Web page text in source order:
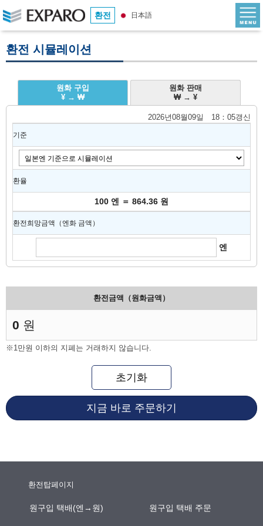
환전 日本語
환전 시뮬레이션
원화 구입
¥ → ₩
원화 판매
₩ → ¥
2026년08월09일 18：05갱신
기준
환율
100 엔 ＝ 864.36 원
환전희망금액（엔화 금액）
엔
환전금액（원화금액）
0 원
※1만원 이하의 지폐는 거래하지 않습니다.
초기화
지금 바로 주문하기
환전탑페이지
원구입 택배(엔→원) 원구입 택배 주문